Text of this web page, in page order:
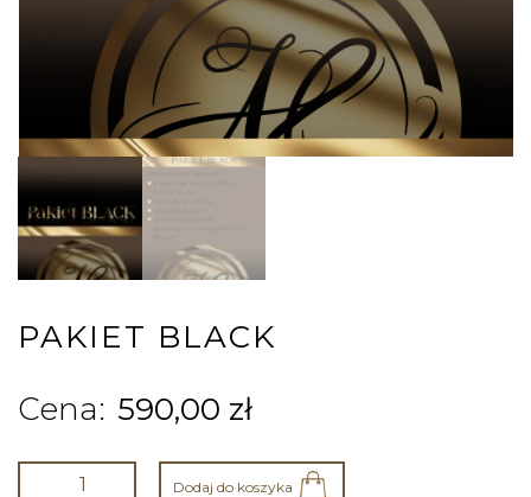
PAKIET BLACK
590,00 zł
Dodaj do koszyka